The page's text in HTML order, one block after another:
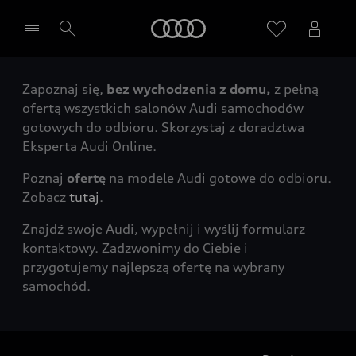
Wybierz Twojego Partnera Audi
Zapoznaj się, bez wychodzenia z domu, z pełną
ofertą wszystkich salonów Audi samochodów
gotowych do odbioru. Skorzystaj z doradztwa
Eksperta Audi Online.
Poznaj ofertę na modele Audi gotowe do odbioru.
Zobacz tutaj.
Znajdź swoje Audi, wypełnij i wyślij formularz
kontaktowy. Zadzwonimy do Ciebie i
przygotujemy najlepszą ofertę na wybrany
samochód.